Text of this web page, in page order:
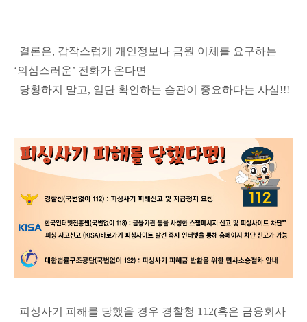
결론은, 갑작스럽게 개인정보나 금원 이체를 요구하는
‘의심스러운’ 전화가 온다면
당황하지 말고, 일단 확인하는 습관이 중요하다는 사실!!!
피싱사기 피해를 당했을 경우 경찰청 112(혹은 금융회사